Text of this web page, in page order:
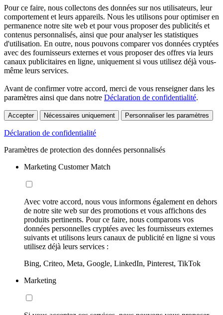
Pour ce faire, nous collectons des données sur nos utilisateurs, leur
comportement et leurs appareils. Nous les utilisons pour optimiser en
permanence notre site web et pour vous proposer des publicités et
contenus personnalisés, ainsi que pour analyser les statistiques
d'utilisation. En outre, nous pouvons comparer vos données cryptées
avec des fournisseurs externes et vous proposer des offres via leurs
canaux publicitaires en ligne, uniquement si vous utilisez déjà vous-
même leurs services.
Avant de confirmer votre accord, merci de vous renseigner dans les
paramètres ainsi que dans notre Déclaration de confidentialité.
Accepter Nécessaires uniquement Personnaliser les paramètres
Déclaration de confidentialité
Paramètres de protection des données personnalisés
Marketing Customer Match
Avec votre accord, nous vous informons également en dehors
de notre site web sur des promotions et vous affichons des
produits pertinents. Pour ce faire, nous comparons vos
données personnelles cryptées avec les fournisseurs externes
suivants et utilisons leurs canaux de publicité en ligne si vous
utilisez déjà leurs services :
Bing, Criteo, Meta, Google, LinkedIn, Pinterest, TikTok
Marketing